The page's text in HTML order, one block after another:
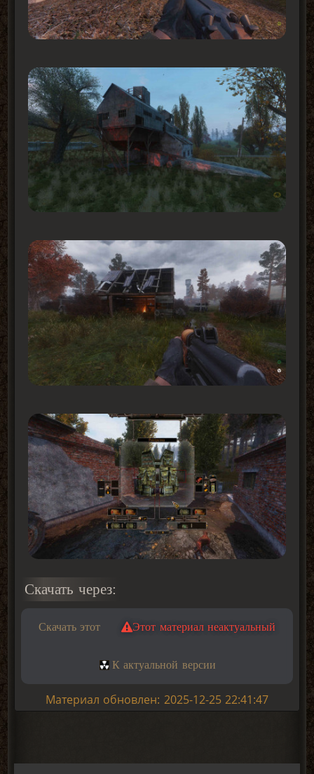
Скачать через:
Скачать этот Этот материал неактуальный
К актуальной версии
Материал обновлен: 2025-12-25 22:41:47